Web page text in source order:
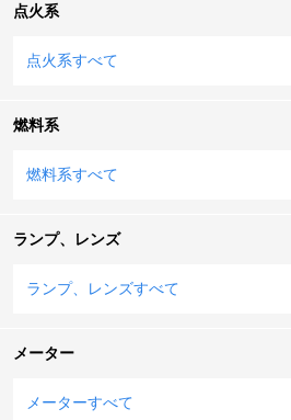
点火系
点火系すべて
燃料系
燃料系すべて
ランプ、レンズ
ランプ、レンズすべて
メーター
メーターすべて